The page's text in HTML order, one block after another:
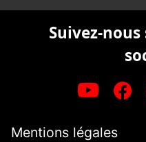
Suivez-
Mentions légales